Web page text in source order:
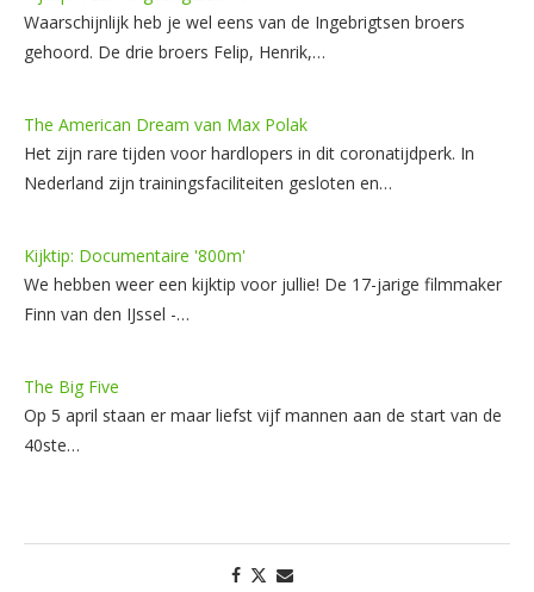
Waarschijnlijk heb je wel eens van de Ingebrigtsen broers
gehoord. De drie broers Felip, Henrik,…
The American Dream van Max Polak
Het zijn rare tijden voor hardlopers in dit coronatijdperk. In
Nederland zijn trainingsfaciliteiten gesloten en…
Kijktip: Documentaire '800m'
We hebben weer een kijktip voor jullie! De 17-jarige filmmaker
Finn van den IJssel -…
The Big Five
Op 5 april staan er maar liefst vijf mannen aan de start van de
40ste…